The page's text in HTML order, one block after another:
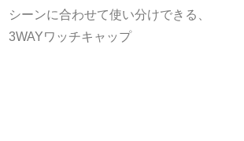
シーンに合わせて使い分けできる、
3WAYワッチキャップ